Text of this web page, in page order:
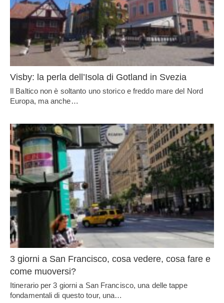
Visby: la perla dell’Isola di Gotland in Svezia
Il Baltico non è soltanto uno storico e freddo mare del Nord
Europa, ma anche…
3 giorni a San Francisco, cosa vedere, cosa fare e
come muoversi?
Itinerario per 3 giorni a San Francisco, una delle tappe
fondamentali di questo tour, una…